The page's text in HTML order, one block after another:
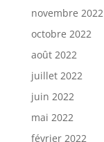
novembre 2022
octobre 2022
août 2022
juillet 2022
juin 2022
mai 2022
février 2022